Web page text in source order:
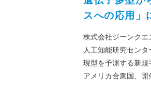
スへの応用」
株式会社ジーンク
人工知能研究セン
現型を予測する新規
アメリカ合衆国、開